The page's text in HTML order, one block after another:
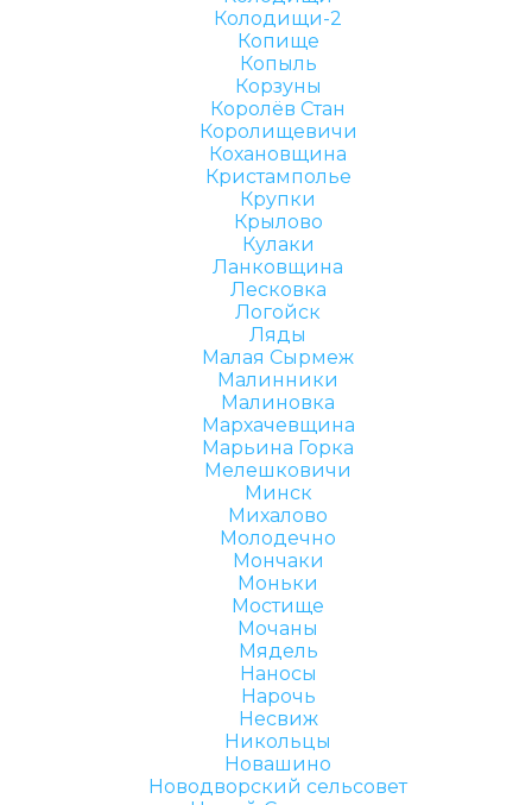
Колодищи-2
Копище
Копыль
Корзуны
Королёв Стан
Королищевичи
Кохановщина
Кристамполье
Крупки
Крылово
Кулаки
Ланковщина
Лесковка
Логойск
Ляды
Малая Сырмеж
Малинники
Малиновка
Мархачевщина
Марьина Горка
Мелешковичи
Минск
Михалово
Молодечно
Мончаки
Моньки
Мостище
Мочаны
Мядель
Наносы
Нарочь
Несвиж
Никольцы
Новашино
Новодворский сельсовет